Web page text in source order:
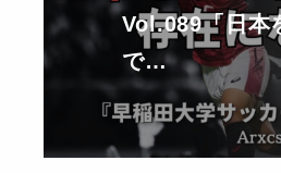
Vol.089「日本
で…